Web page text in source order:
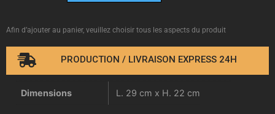
Afin d’ajouter au panier, veuillez choisir tous les aspects du produit
PRODUCTION / LIVRAISON EXPRESS 24H
Dimensions L. 29 cm x H. 22 cm